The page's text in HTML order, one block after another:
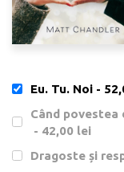
Eu. Tu. Noi -
Când povestea
- 42,00 lei
Dragoste și
400 de biserici din
mai mare bucurie a